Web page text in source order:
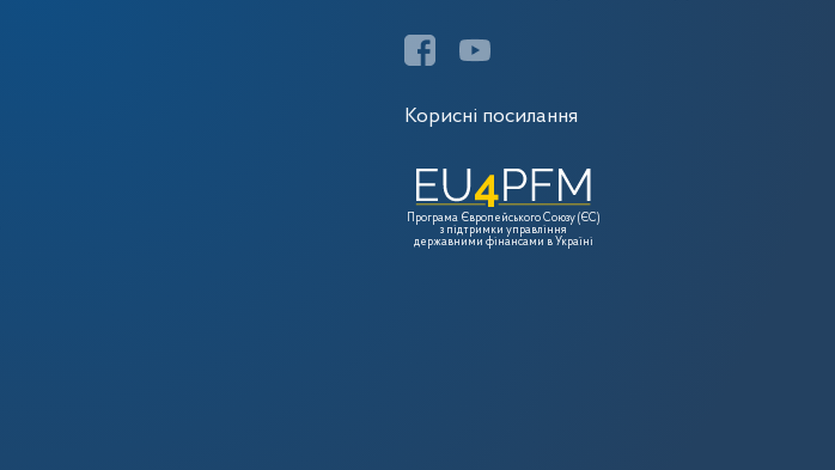
Корисні посилання
Програма Європейського Союзу (ЄС)
з підтримки управління
державними фінансами в Україні